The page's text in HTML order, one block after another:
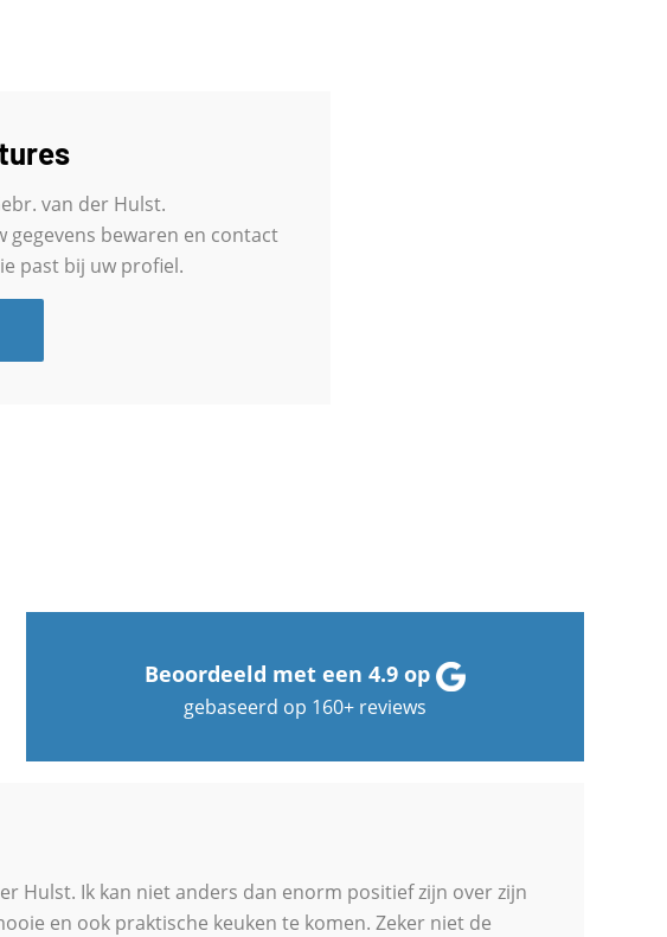
van der Hulst.
bewaren en contact
past bij uw profiel.
Beoordeeld met een 4.9 op
gebaseerd op 160+ reviews
Hulst. Ik kan niet anders dan enorm positief zijn over zijn
en ook praktische keuken te komen. Zeker niet de